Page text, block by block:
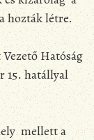
hozták létre.
Hatóság
15. hatállyal
mellett a